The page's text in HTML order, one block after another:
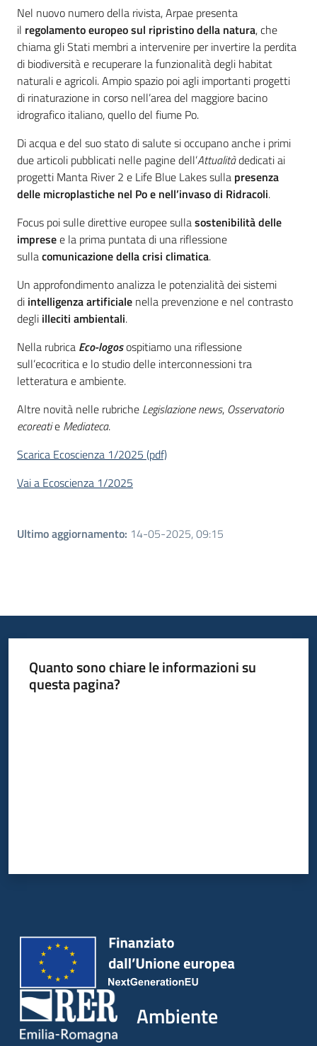
Introduzione
Nel nuovo numero della rivista, Arpae presenta
il regolamento europeo sul ripristino della natura, che
chiama gli Stati membri a intervenire per invertire la perdita
di biodiversità e recuperare la funzionalità degli habitat
naturali e agricoli. Ampio spazio poi agli importanti progetti
di rinaturazione in corso nell’area del maggiore bacino
idrografico italiano, quello del fiume Po.
Di acqua e del suo stato di salute si occupano anche i primi
due articoli pubblicati nelle pagine dell’Attualitàdedicati ai
progetti Manta River 2 e Life Blue Lakes sulla presenza
delle microplastiche nel Po e nell’invaso di Ridracoli.
Focus poi sulle direttive europee sullasostenibilità delle
impresee la prima puntata di una riflessione
sullacomunicazione della crisi climatica.
Un approfondimento analizza le potenzialità dei sistemi
di intelligenza artificiale nella prevenzione e nel contrasto
degli illeciti ambientali.
Nella rubrica Eco-logosospitiamo una riflessione
sull’ecocritica e lo studio delle interconnessioni tra
letteratura e ambiente.
Altre novità nelle rubriche Legislazione news, Osservatorio
ecoreatie Mediateca.
Scarica Ecoscienza 1/2025 (pdf)
Vai a Ecoscienza 1/2025
Ultimo aggiornamento: 14-05-2025, 09:15
Quanto sono chiare le informazioni su
questa pagina?
Ambiente